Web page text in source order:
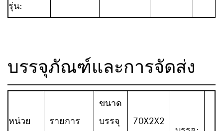
รุ่น:
บรรจุภัณฑ์และการจัดส่ง
หน่วย รายการ
ขนาด
บรรจุ
70X2X2